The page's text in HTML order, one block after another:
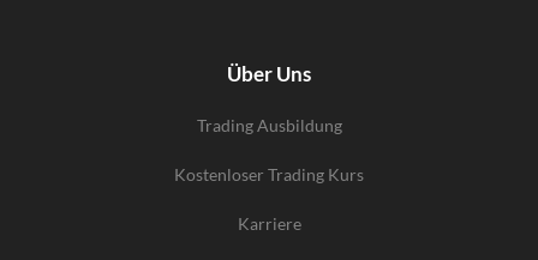
Über Uns
Trading Ausbildung
Kostenloser Trading Kurs
Karriere